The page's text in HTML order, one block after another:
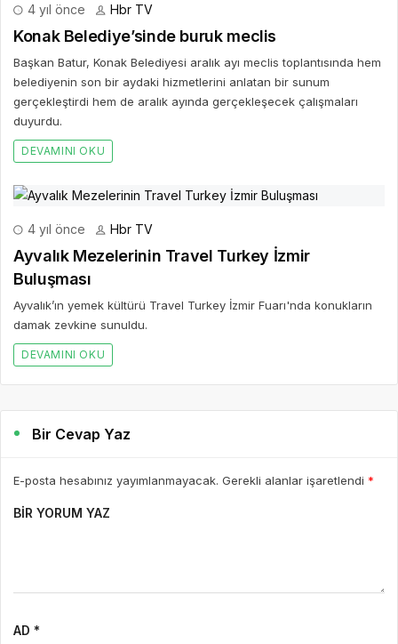
4 yıl önce Hbr TV
Konak Belediye’sinde buruk meclis
Başkan Batur, Konak Belediyesi aralık ayı meclis toplantısında hem
belediyenin son bir aydaki hizmetlerini anlatan bir sunum
gerçekleştirdi hem de aralık ayında gerçekleşecek çalışmaları
duyurdu.
DEVAMINI OKU
4 yıl önce Hbr TV
Ayvalık Mezelerinin Travel Turkey İzmir
Buluşması
Ayvalık’ın yemek kültürü Travel Turkey İzmir Fuarı'nda konukların
damak zevkine sunuldu.
DEVAMINI OKU
Bir Cevap Yaz
E-posta hesabınız yayımlanmayacak. Gerekli alanlar işaretlendi *
BIR YORUM YAZ
AD *